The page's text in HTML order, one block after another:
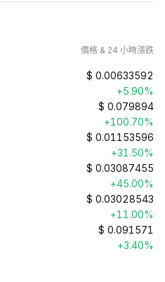
價格 & 24 小時漲跌
$ 0.00633592
+5.90%
$ 0.079894
+100.70%
$ 0.01153596
+31.50%
$ 0.03087455
+45.00%
$ 0.03028543
+11.00%
$ 0.091571
+3.40%